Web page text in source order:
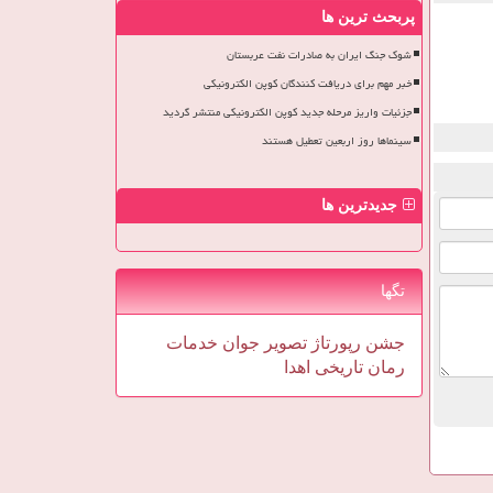
پربحث ترین ها
شوک جنگ ایران به صادرات نفت عربستان
خبر مهم برای دریافت کنندگان کوپن الکترونیکی
جزئیات واریز مرحله جدید کوپن الکترونیکی منتشر گردید
سینماها روز اربعین تعطیل هستند
جدیدترین ها
تگها
جشن رپورتاژ تصویر جوان خدمات
رمان تاریخی اهدا